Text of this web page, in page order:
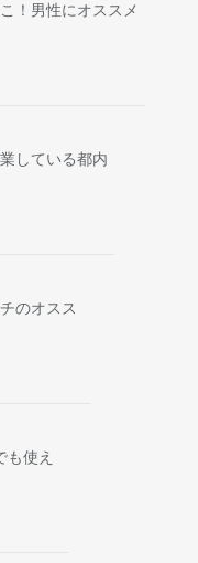
！男性にオススメ
している都内
のオスス
も使え